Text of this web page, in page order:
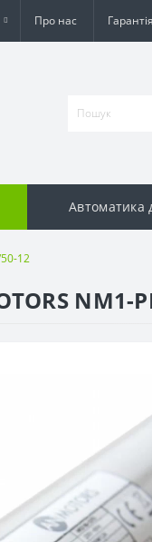
Про нас Гарантія
Автоматика
12
NM1-